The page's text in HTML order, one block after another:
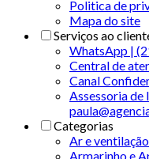
Politica de
Mapa do site
Serviços ao
WhatsApp |
Central de
Canal
Assessoria de
Categorias
Ar e ventilação
Armarinho e